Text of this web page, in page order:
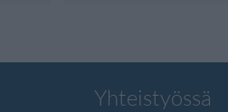
Yhteistyössä